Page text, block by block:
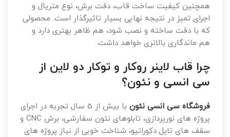
همچنین کیفیت ساخت قاب، دقت برش، نوع متریال و
اجرای تمیز در نتیجه نهایی بسیار تاثیرگذار است. محصولی
که با دقت ساخته و نصب شود، هم ظاهر بهتری دارد و
هم ماندگاری بالاتری خواهد داشت.
چرا قاب لاینر روکار و توکار دو لاین از
سی انسی و نئون؟
فروشگاه سی انسی نئون
با بیش از 5 سال تجربه در اجرای
پروژه های نورپردازی، تابلوهای نئون سفارشی، برش CNC و
سقف های تایل دکوراتیو، شناخت خوبی از نیاز پروژه های